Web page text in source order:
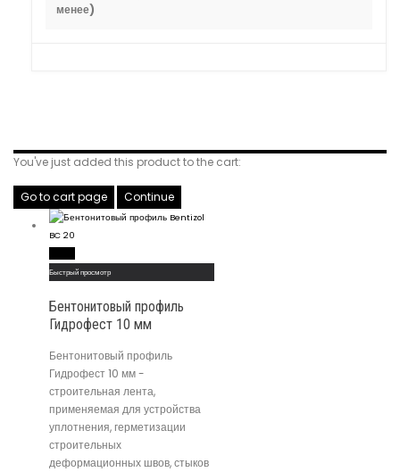
менее)
You've just added this product to the cart:
Go to cart page Continue
Быстрый просмотр
Бентонитовый профиль
Гидрофест 10 мм
Бентонитовый профиль
Гидрофест 10 мм -
строительная лента,
применяемая для устройства
уплотнения, герметизации
строительных
деформационных швов, стыков